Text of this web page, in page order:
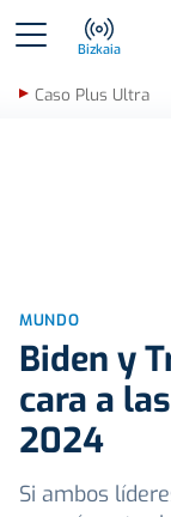
Bizkaia
Caso Plus Ultra
MUNDO
Biden y
cara a
2024
Si ambos